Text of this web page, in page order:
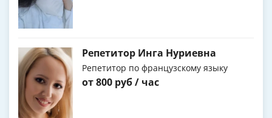
Репетитор Инга Нуриевна
Репетитор по французскому языку
от 800 руб / час